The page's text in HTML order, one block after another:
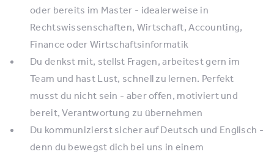
oder bereits im Master - idealerweise in
Rechtswissenschaften, Wirtschaft, Accounting,
Finance oder Wirtschaftsinformatik
Du denkst mit, stellst Fragen, arbeitest gern im
Team und hast Lust, schnell zu lernen. Perfekt
musst du nicht sein - aber offen, motiviert und
bereit, Verantwortung zu übernehmen
Du kommunizierst sicher auf Deutsch und Englisch -
denn du bewegst dich bei uns in einem